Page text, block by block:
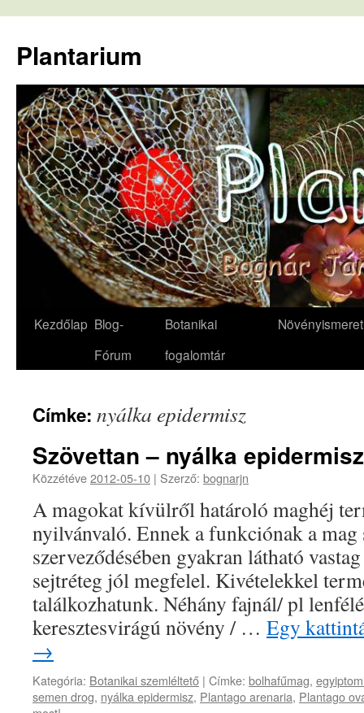
tartalomba
Plantarium
Kezdőlap Blog-
Fórum
Botanikai
fogalomtár
Növényismeret
Címke: nyálka epidermisz
Szövettan – nyálka epidermisz
Közzétéve2012-05-10 | Szerző: bognarjn
A magokat kívülről határoló maghéj
nyilvánvaló. Ennek a funkciónak a mag
szerveződésében gyakran látható
sejtréteg jól megfelel. Kivételekkel
találkozhatunk. Néhány fajnál/ pl
keresztesvirágú növény / … Egy
→
Kategória: Botanikai szemléltető | Címke: bolhafűmag,
semen drog, nyálka epidermisz, Plantago arenaria, Plantago